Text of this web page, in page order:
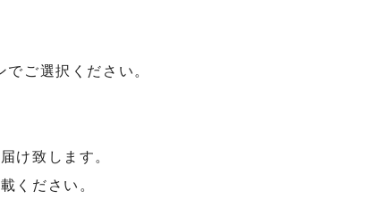
ご選択ください。
け致します。
ください。